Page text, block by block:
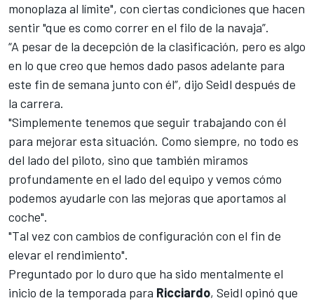
monoplaza al límite", con ciertas condiciones que hacen
sentir "que es como correr en el filo de la navaja”.
“A pesar de la decepción de la clasificación, pero es algo
en lo que creo que hemos dado pasos adelante para
este fin de semana junto con él”, dijo Seidl después de
la carrera.
"Simplemente tenemos que seguir trabajando con él
para mejorar esta situación. Como siempre, no todo es
del lado del piloto, sino que también miramos
profundamente en el lado del equipo y vemos cómo
podemos ayudarle con las mejoras que aportamos al
coche".
"Tal vez con cambios de configuración con el fin de
elevar el rendimiento".
Preguntado por lo duro que ha sido mentalmente el
inicio de la temporada para Ricciardo, Seidl opinó que